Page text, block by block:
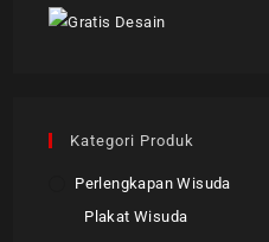
Kategori Produk
Perlengkapan Wisuda
Plakat Wisuda